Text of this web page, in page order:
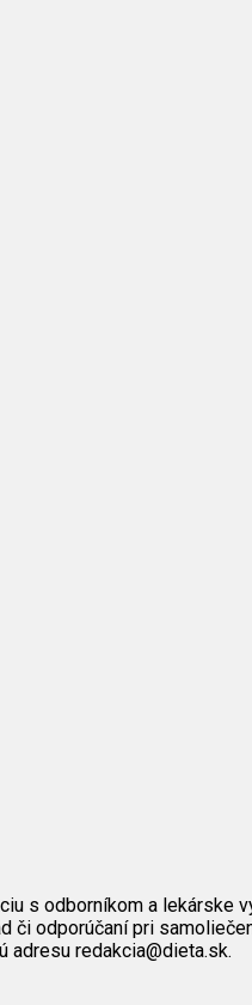
s odborníkom a
odporúčaní pri
adresu redakcia@dieta.sk.